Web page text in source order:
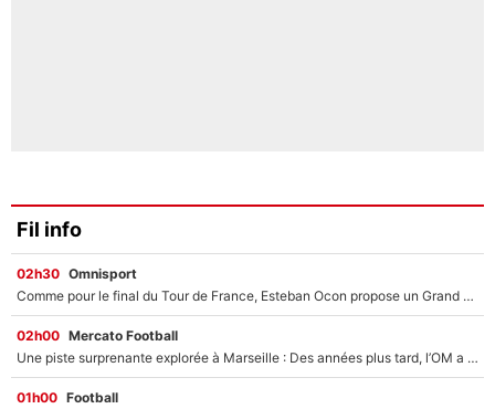
Fil info
02h30 Omnisport
Comme pour le final du Tour de France, Esteban Ocon propose un Grand Prix de Formule 1 à Paris : «Autour de l’Arc de Triomphe, ce serait génial» !
02h00 Mercato Football
Une piste surprenante explorée à Marseille : Des années plus tard, l’OM a tenté de faire revenir le joueur qui avait provoqué le départ d’André Villas-Boas !
01h00 Football